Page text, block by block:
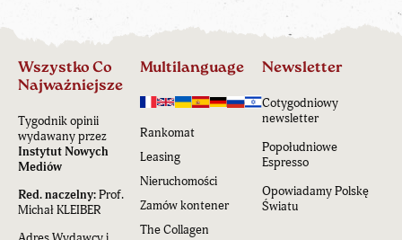
Wszystko Co
Najważniejsze
Tygodnik opinii
wydawany przez
Instytut Nowych
Mediów
Red. naczelny:Prof.
Michał KLEIBER
Multilanguage
Rankomat
Leasing
Nieruchomości
Zamów kontener
The Collagen
Newsletter
Cotygodniowy
newsletter
Popołudniowe
Espresso
Opowiadamy Polskę
Światu